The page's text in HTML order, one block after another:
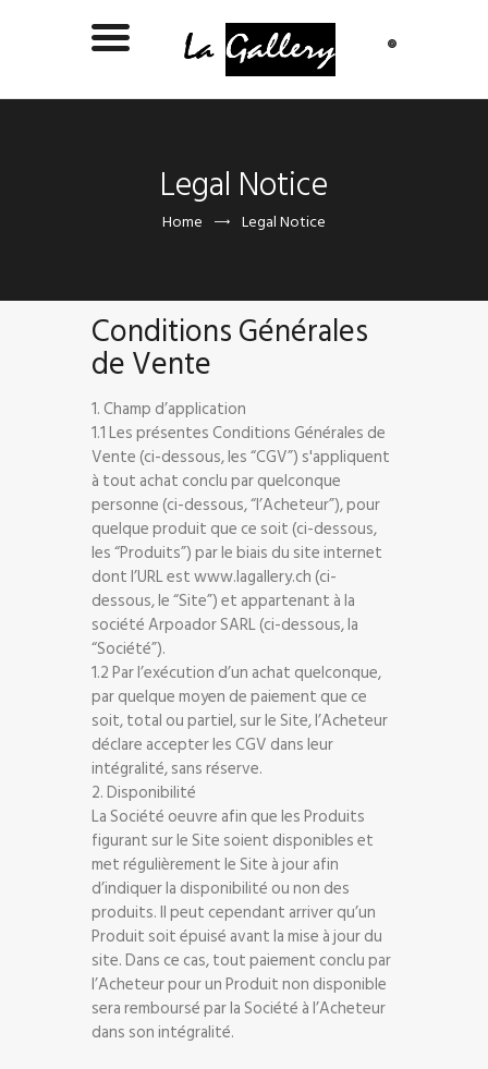
Legal Notice
Home Legal Notice
Conditions Générales
de Vente
1. Champ d’application
1.1 Les présentes Conditions Générales de
Vente (ci-dessous, les “CGV”) s'appliquent
à tout achat conclu par quelconque
personne (ci-dessous, “l’Acheteur”), pour
quelque produit que ce soit (ci-dessous,
les “Produits”) par le biais du site internet
dont l’URL est www.lagallery.ch (ci-
dessous, le “Site”) et appartenant à la
société Arpoador SARL (ci-dessous, la
“Société”).
1.2 Par l’exécution d’un achat quelconque,
par quelque moyen de paiement que ce
soit, total ou partiel, sur le Site, l’Acheteur
déclare accepter les CGV dans leur
intégralité, sans réserve.
2. Disponibilité
La Société oeuvre afin que les Produits
figurant sur le Site soient disponibles et
met régulièrement le Site à jour afin
d’indiquer la disponibilité ou non des
produits. Il peut cependant arriver qu’un
Produit soit épuisé avant la mise à jour du
site. Dans ce cas, tout paiement conclu par
l’Acheteur pour un Produit non disponible
sera remboursé par la Société à l’Acheteur
dans son intégralité.